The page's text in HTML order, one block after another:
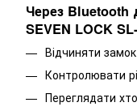
Через Bluetooth
SEVEN LOCK
Відчиняти
Контролювати
Переглядати